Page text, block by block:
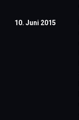
10. Juni 2015